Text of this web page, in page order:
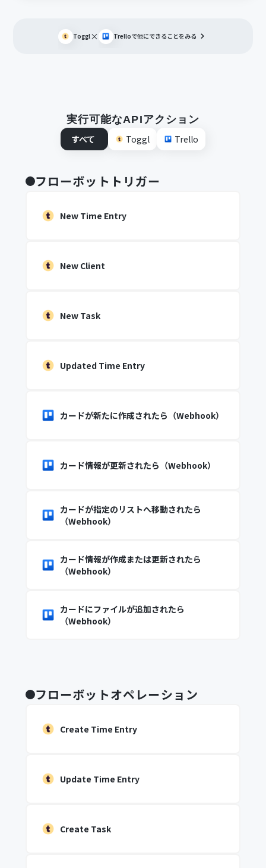
Toggl× Trelloで他にできることをみる
実行可能なAPIアクション
すべて
Toggl Trello
フローボットトリガー
New Time Entry
New Client
New Task
Updated Time Entry
カードが新たに作成されたら（Webhook）
カード情報が更新されたら（Webhook）
カードが指定のリストへ移動されたら
（Webhook）
カード情報が作成または更新されたら
（Webhook）
カードにファイルが追加されたら
（Webhook）
フローボットオペレーション
Create Time Entry
Update Time Entry
Create Task